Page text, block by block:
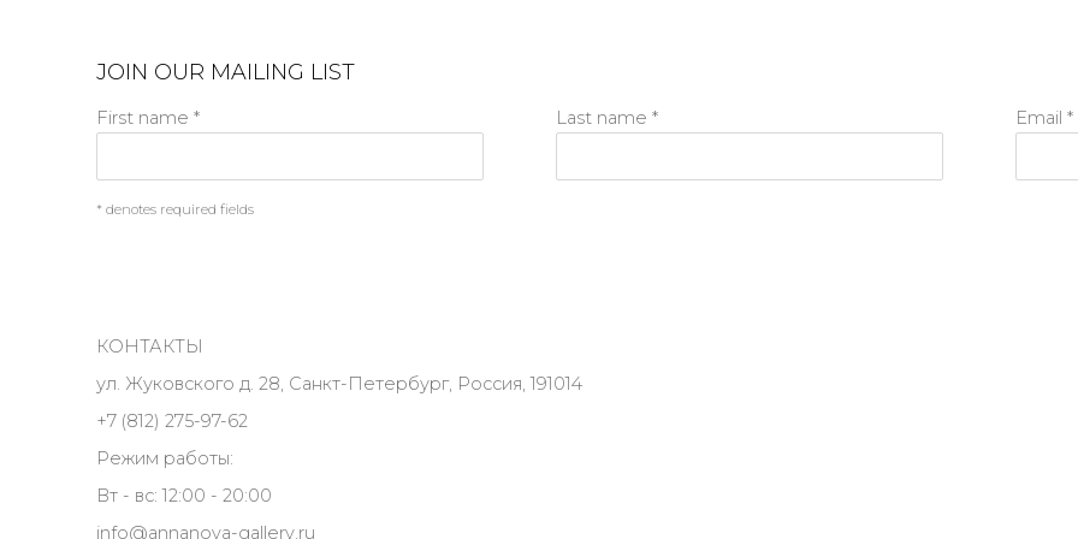
JOIN OUR MAILING LIST
First name * Last name * Email *
* denotes required fields
КОНТАКТЫ
ул. Жуковского д. 28, Санкт-Петербург, Россия, 191014
+7 (812) 275-97-62
Режим работы:
Вт - вс: 12:00 - 20:00
info@annanova-gallery.ru